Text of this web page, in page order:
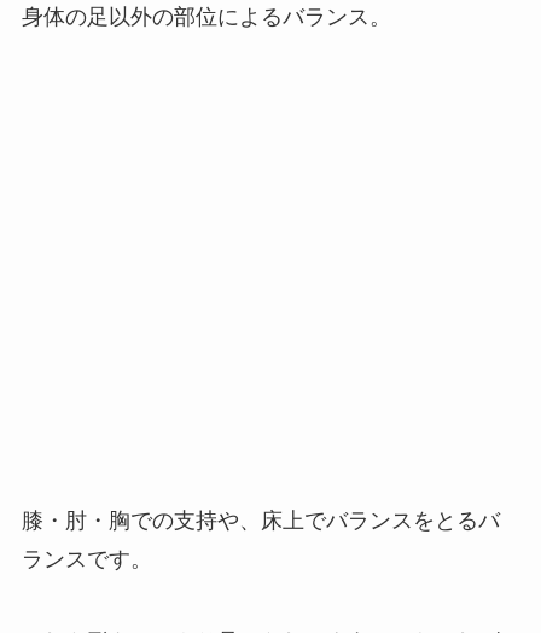
身体の足以外の部位によるバランス。
膝・肘・胸での支持や、床上でバランスをとるバ
ランスです。